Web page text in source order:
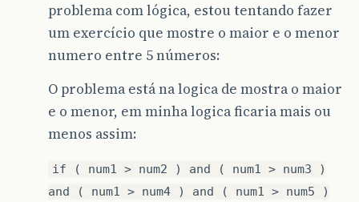
problema com lógica, estou tentando fazer
um exercício que mostre o maior e o menor
numero entre 5 números:
O problema está na logica de mostra o maior
e o menor, em minha logica ficaria mais ou
menos assim:
if ( num1 > num2 ) and ( num1 > num3 )
and ( num1 > num4 ) and ( num1 > num5 )